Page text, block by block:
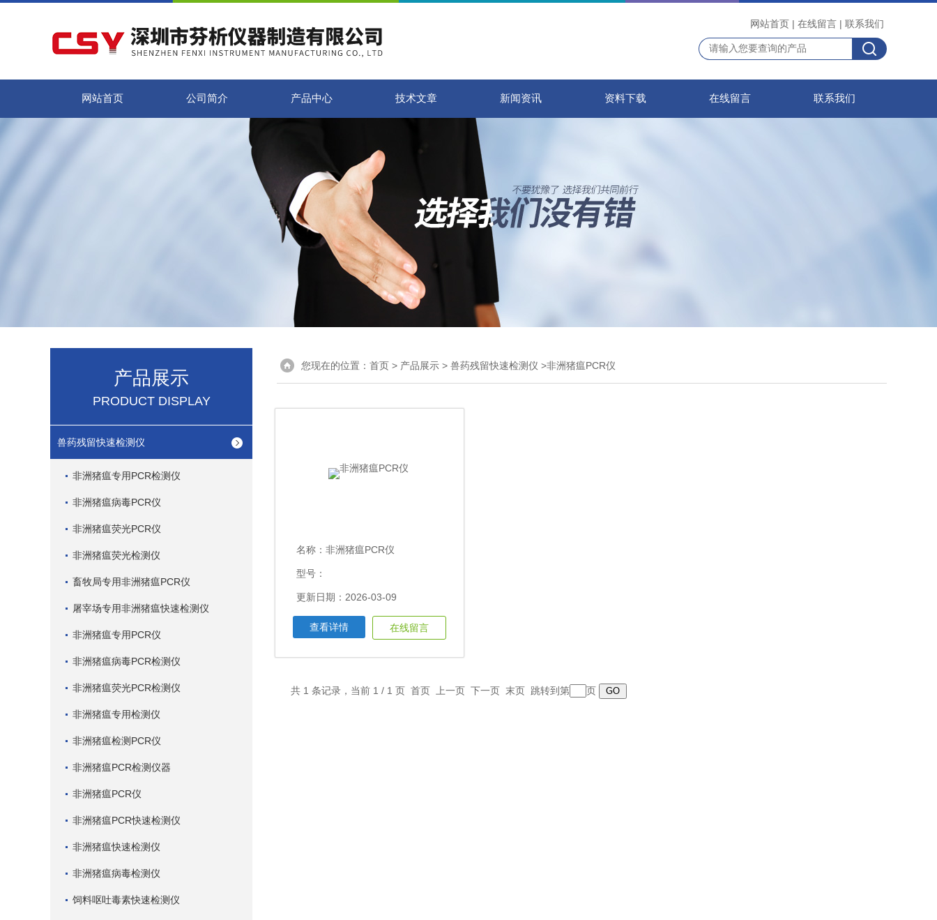
网站首页 | 在线留言 | 联系我们
网站首页 公司简介 产品中心 技术文章 新闻资讯 资料下载 在线留言 联系我们
产品展示
PRODUCT DISPLAY
兽药残留快速检测仪
非洲猪瘟专用PCR检测仪
非洲猪瘟病毒PCR仪
非洲猪瘟荧光PCR仪
非洲猪瘟荧光检测仪
畜牧局专用非洲猪瘟PCR仪
屠宰场专用非洲猪瘟快速检测仪
非洲猪瘟专用PCR仪
非洲猪瘟病毒PCR检测仪
非洲猪瘟荧光PCR检测仪
非洲猪瘟专用检测仪
非洲猪瘟检测PCR仪
非洲猪瘟PCR检测仪器
非洲猪瘟PCR仪
非洲猪瘟PCR快速检测仪
非洲猪瘟快速检测仪
非洲猪瘟病毒检测仪
饲料呕吐毒素快速检测仪
您现在的位置： 首页 > 产品展示 > 兽药残留快速检测仪 >非洲猪瘟PCR仪
名称： 非洲猪瘟PCR仪
型号：
更新日期：2026-03-09
查看详情 在线留言
共 1 条记录，当前 1 / 1 页 首页 上一页 下一页 末页 跳转到第 页